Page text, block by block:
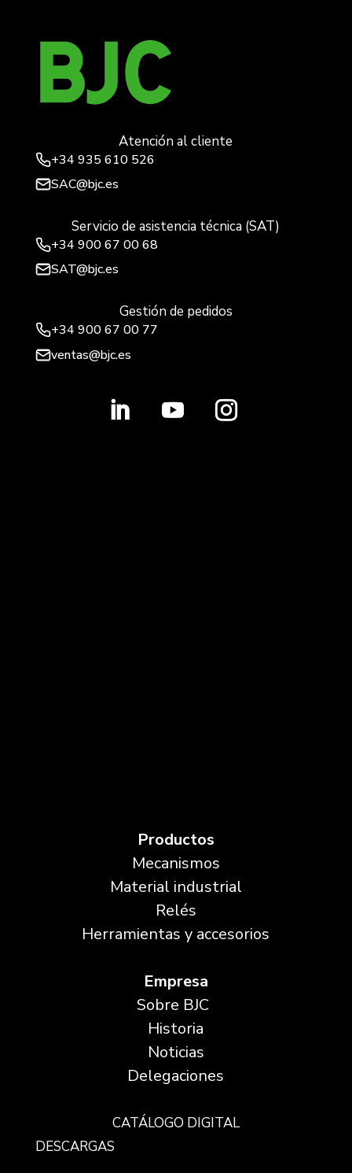
Atención al cliente
+34 935 610 526
SAC@bjc.es
Servicio de asistencia técnica (SAT)
+34 900 67 00 68
SAT@bjc.es
Gestión de pedidos
+34 900 67 00 77
ventas@bjc.es
Productos
Mecanismos
Material industrial
Relés
Herramientas y accesorios
Empresa
Sobre BJC
Historia
Noticias
Delegaciones
CATÁLOGO DIGITAL
DESCARGAS